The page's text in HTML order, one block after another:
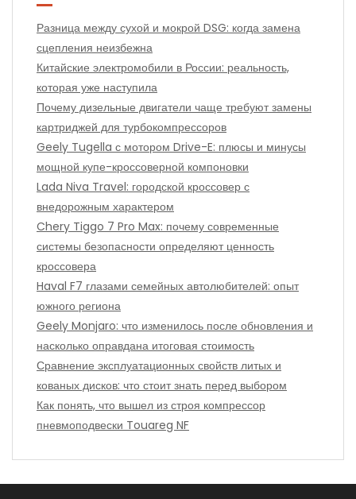
Разница между сухой и мокрой DSG: когда замена
сцепления неизбежна
Китайские электромобили в России: реальность,
которая уже наступила
Почему дизельные двигатели чаще требуют замены
картриджей для турбокомпрессоров
Geely Tugella с мотором Drive-E: плюсы и минусы
мощной купе-кроссоверной компоновки
Lada Niva Travel: городской кроссовер с
внедорожным характером
Chery Tiggo 7 Pro Max: почему современные
системы безопасности определяют ценность
кроссовера
Haval F7 глазами семейных автолюбителей: опыт
южного региона
Geely Monjaro: что изменилось после обновления и
насколько оправдана итоговая стоимость
Сравнение эксплуатационных свойств литых и
кованых дисков: что стоит знать перед выбором
Как понять, что вышел из строя компрессор
пневмоподвески Touareg NF